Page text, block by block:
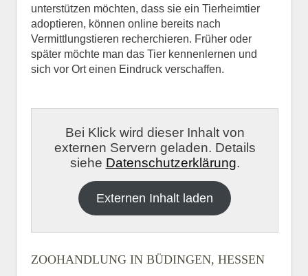
unterstützen möchten, dass sie ein Tierheimtier
adoptieren, können online bereits nach
Vermittlungstieren recherchieren. Früher oder
später möchte man das Tier kennenlernen und
sich vor Ort einen Eindruck verschaffen.
Bei Klick wird dieser Inhalt von
externen Servern geladen. Details
siehe Datenschutzerklärung.
Externen Inhalt laden
ZOOHANDLUNG IN BÜDINGEN, HESSEN